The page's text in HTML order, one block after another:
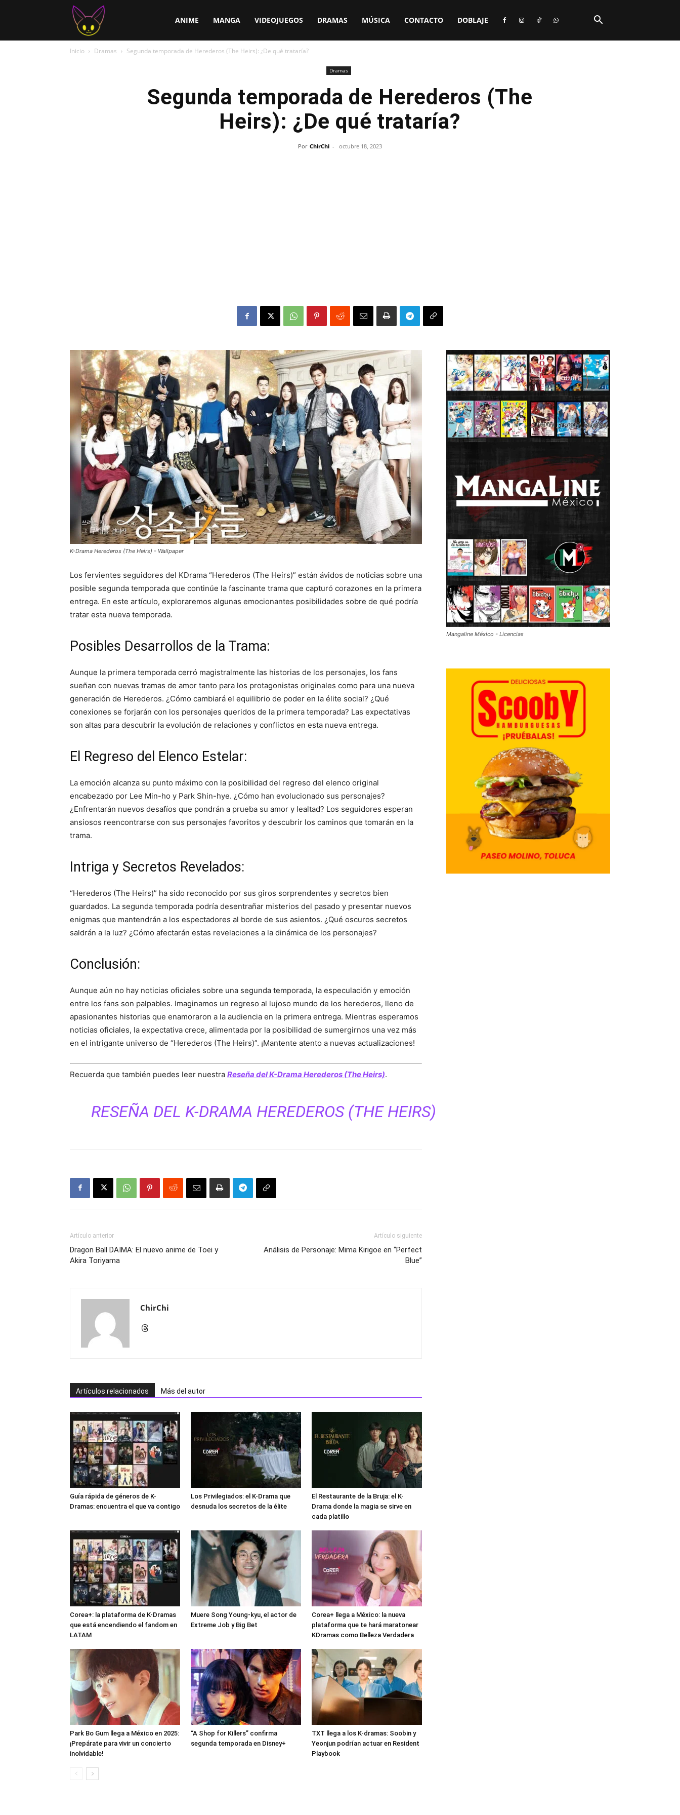
ANIME MANGA VIDEOJUEGOS DRAMAS MÚSICA CONTACTO DOBLAJE
Inicio Dramas Segunda temporada de Herederos (The Heirs): ¿De qué trataría?
Dramas
Segunda temporada de Herederos (The
Heirs): ¿De qué trataría?
Por ChirChi - octubre 18, 2023
K-Drama Herederos (The Heirs) - Wallpaper
Los fervientes seguidores del KDrama “Herederos (The Heirs)” están ávidos de noticias sobre una
posible segunda temporada que continúe la fascinante trama que capturó corazones en la primera
entrega. En este artículo, exploraremos algunas emocionantes posibilidades sobre de qué podría
tratar esta nueva temporada.
Posibles Desarrollos de la Trama:
Aunque la primera temporada cerró magistralmente las historias de los personajes, los fans
sueñan con nuevas tramas de amor tanto para los protagonistas originales como para una nueva
generación de Herederos. ¿Cómo cambiará el equilibrio de poder en la élite social? ¿Qué
conexiones se forjarán con los personajes queridos de la primera temporada? Las expectativas
son altas para descubrir la evolución de relaciones y conflictos en esta nueva entrega.
El Regreso del Elenco Estelar:
La emoción alcanza su punto máximo con la posibilidad del regreso del elenco original
encabezado por Lee Min-ho y Park Shin-hye. ¿Cómo han evolucionado sus personajes?
¿Enfrentarán nuevos desafíos que pondrán a prueba su amor y lealtad? Los seguidores esperan
ansiosos reencontrarse con sus personajes favoritos y descubrir los caminos que tomarán en la
trama.
Intriga y Secretos Revelados:
“Herederos (The Heirs)” ha sido reconocido por sus giros sorprendentes y secretos bien
guardados. La segunda temporada podría desentrañar misterios del pasado y presentar nuevos
enigmas que mantendrán a los espectadores al borde de sus asientos. ¿Qué oscuros secretos
saldrán a la luz? ¿Cómo afectarán estas revelaciones a la dinámica de los personajes?
Conclusión:
Aunque aún no hay noticias oficiales sobre una segunda temporada, la especulación y emoción
entre los fans son palpables. Imaginamos un regreso al lujoso mundo de los herederos, lleno de
apasionantes historias que enamoraron a la audiencia en la primera entrega. Mientras esperamos
noticias oficiales, la expectativa crece, alimentada por la posibilidad de sumergirnos una vez más
en el intrigante universo de “Herederos (The Heirs)”. ¡Mantente atento a nuevas actualizaciones!
Recuerda que también puedes leer nuestra Reseña del K-Drama Herederos (The Heirs).
RESEÑA DEL K-DRAMA HEREDEROS (THE HEIRS)
Artículo anterior
Dragon Ball DAIMA: El nuevo anime de Toei y
Akira Toriyama
Artículo siguiente
Análisis de Personaje: Mima Kirigoe en “Perfect
Blue”
ChirChi
Artículos relacionados Más del autor
Guía rápida de géneros de K-
Dramas: encuentra el que va contigo
Los Privilegiados: el K-Drama que
desnuda los secretos de la élite
El Restaurante de la Bruja: el K-
Drama donde la magia se sirve en
cada platillo
Corea+: la plataforma de K-Dramas
que está encendiendo el fandom en
LATAM
Muere Song Young-kyu, el actor de
Extreme Job y Big Bet
Corea+ llega a México: la nueva
plataforma que te hará maratonear
KDramas como Belleza Verdadera
Park Bo Gum llega a México en 2025:
¡Prepárate para vivir un concierto
inolvidable!
“A Shop for Killers” confirma
segunda temporada en Disney+
TXT llega a los K-dramas: Soobin y
Yeonjun podrían actuar en Resident
Playbook
Mangaline México - Licencias